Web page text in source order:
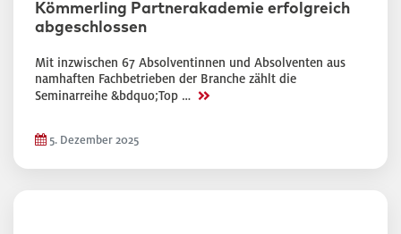
Kömmerling Partnerakademie erfolgreich
abgeschlossen
Mit inzwischen 67 Absolventinnen und Absolventen aus
namhaften Fachbetrieben der Branche zählt die
Seminarreihe &bdquo;Top … >>
5. Dezember 2025